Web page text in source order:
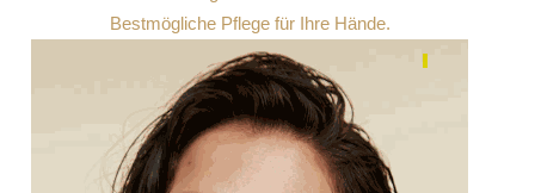
Bestmögliche Pflege für Ihre Hände.